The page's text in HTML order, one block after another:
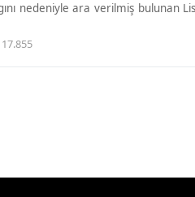
nedeniyle ara verilmiş bulunan
17.855